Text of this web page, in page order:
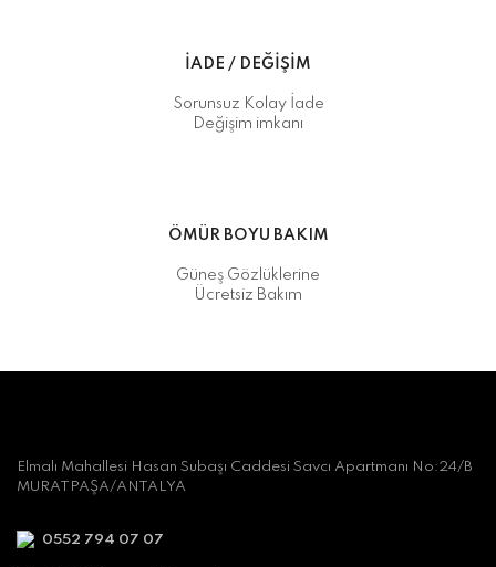
İADE / DEĞİŞİM
Sorunsuz Kolay İade
Değişim imkanı
ÖMÜR BOYU BAKIM
Güneş Gözlüklerine
Ücretsiz Bakım
Elmalı Mahallesi Hasan Subaşı Caddesi Savcı Apartmanı No:24/B
MURATPAŞA/ANTALYA
0552 794 07 07